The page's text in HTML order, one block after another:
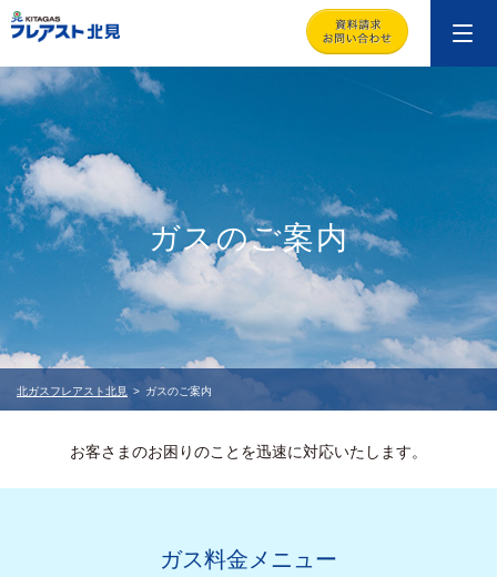
ガスのご案内
北ガスフレアスト北見 ガスのご案内
お客さまのお困りのことを迅速に対応いたします。
ガス料金メニュー